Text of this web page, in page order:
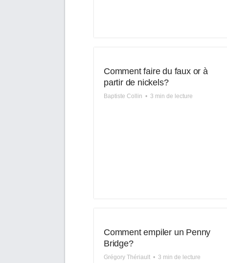
Comment faire du faux or à
partir de nickels?
Baptiste Collin • 3 min de lecture
Comment empiler un Penny
Bridge?
Grégory Thériault • 3 min de lecture